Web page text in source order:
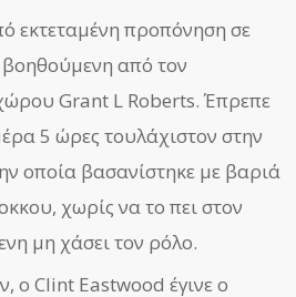
εκτεταμένη προπόνηση σε
βοηθούμενη από τον
Grant L Roberts. Έπρεπε
5 ώρες τουλάχιστον στην
οποία βασανίστηκε με βαριά
χωρίς να το πει στον
μη χάσει τον ρόλο.
ο Clint Eastwood έγινε ο